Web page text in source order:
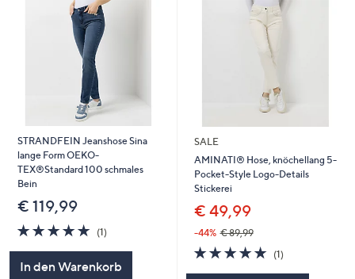
STRANDFEIN Jeanshose Sina
lange Form OEKO-
TEX®Standard 100 schmales
Bein
€ 119,99
5.0
von
(1)
In den Warenkorb
SALE
AMINATI® Hose, knöchellang 5-
Pocket-Style Logo-Details
Stickerei
€ 49,99
-44% € 89,99
5.0
von
(1)